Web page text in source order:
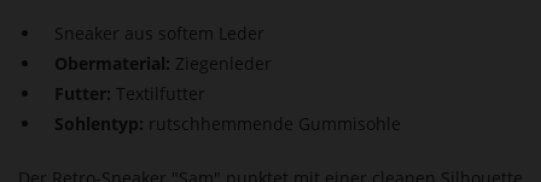
Sneaker aus softem Leder
Obermaterial: Ziegenleder
Futter: Textilfutter
Sohlentyp: rutschhemmende Gummisohle